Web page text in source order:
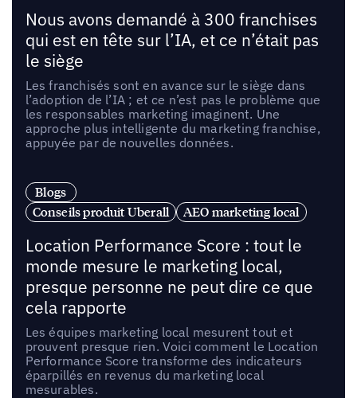
Nous avons demandé à 300 franchises
qui est en tête sur l’IA, et ce n’était pas
le siège
Les franchisés sont en avance sur le siège dans
l’adoption de l’IA ; et ce n’est pas le problème que
les responsables marketing imaginent. Une
approche plus intelligente du marketing franchise,
appuyée par de nouvelles données.
Blogs
Conseils produit Uberall
AEO marketing local
Location Performance Score : tout le
monde mesure le marketing local,
presque personne ne peut dire ce que
cela rapporte
Les équipes marketing local mesurent tout et
prouvent presque rien. Voici comment le Location
Performance Score transforme des indicateurs
éparpillés en revenus du marketing local
mesurables.